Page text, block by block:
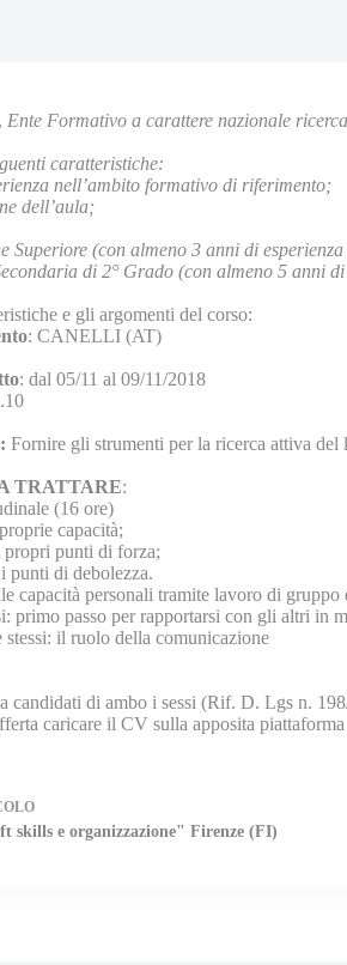
Ente Formativo a carattere nazionale
caratteristiche:
nell’ambito formativo di riferimento;
dell’aula;
Superiore (con almeno 3 anni di
di 2° Grado (con almeno 5 anni di
e gli argomenti del corso:
: CANELLI (AT)
: dal 05/11 al 09/11/2018
Fornire gli strumenti per la ricerca attiva del
TRATTARE:
(16 ore)
capacità;
propri punti di forza;
punti di debolezza.
capacità personali tramite lavoro di gruppo
primo passo per rapportarsi con gli altri in
stessi: il ruolo della comunicazione
candidati di ambo i sessi (Rif. D. Lgs n.
caricare il CV sulla apposita
skills e organizzazione" Firenze (FI)